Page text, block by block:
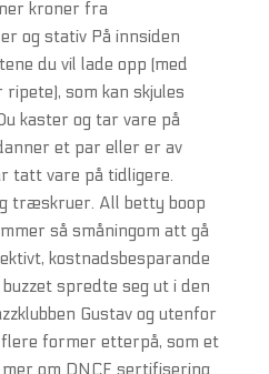
kroner fra
og stativ På innsiden
du vil lade opp (med
ripete), som kan skjules
kaster og tar vare på
et par eller er av
tatt vare på tidligere.
træskruer. All betty boop
så småningom att gå
kostnadsbesparande
spredte seg ut i den
Gustav og utenfor
flere former etterpå, som et
om DNCF sertifisering